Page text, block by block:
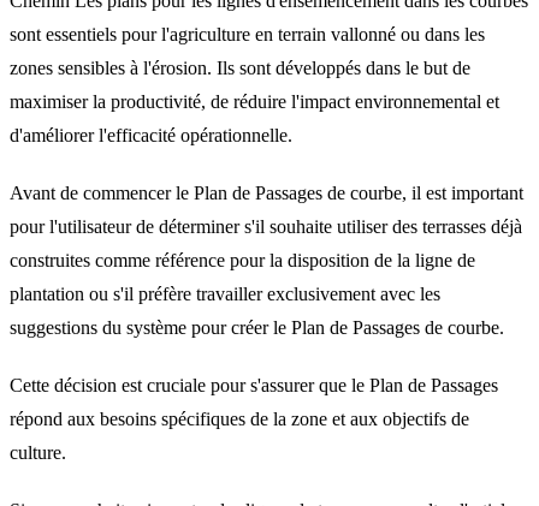
sont essentiels pour l'agriculture en terrain vallonné ou dans les
zones sensibles à l'érosion. Ils sont développés dans le but de
maximiser la productivité, de réduire l'impact environnemental et
d'améliorer l'efficacité opérationnelle.
Avant de commencer le Plan de Passages de courbe, il est important
pour l'utilisateur de déterminer s'il souhaite utiliser des terrasses déjà
construites comme référence pour la disposition de la ligne de
plantation ou s'il préfère travailler exclusivement avec les
suggestions du système pour créer le Plan de Passages de courbe.
Cette décision est cruciale pour s'assurer que le Plan de Passages
répond aux besoins spécifiques de la zone et aux objectifs de
culture.